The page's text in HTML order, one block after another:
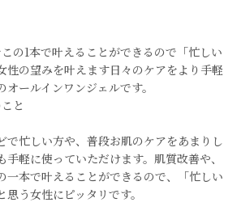
の1本で叶えることができるので「忙しい
性の望みを叶えます日々のケアをより手軽
ールインワンジェルです。
と
忙しい方や、普段お肌のケアをあまりし
軽に使っていただけます。肌質改善や、
一本で叶えることができるので、「忙しい
う女性にピッタリです。